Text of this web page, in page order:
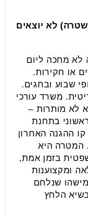
(והמשטרה) לא יוצאים
לא מחכה ליום
או חקירות.
שבוע ובחגים.
משרד עורכי
מענה של 24/7 הוא לא מותרות –
בתחנת
ההגנה האחרון
המטרה היא
בזמן אמת,
ומקצוענות
שנלחם
הלחץ